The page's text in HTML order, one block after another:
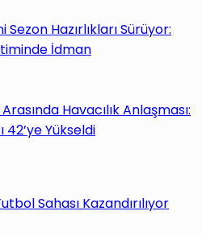
Hazırlıkları Sürüyor:
İdman
Havacılık Anlaşması:
42’ye Yükseldi
Sahası Kazandırılıyor